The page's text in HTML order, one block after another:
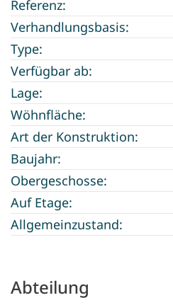
Referenz:
Verhandlungsbasis:
Type:
Verfügbar ab:
Lage:
Wöhnfläche:
Art der Konstruktion:
Baujahr:
Obergeschosse:
Auf Etage:
Allgemeinzustand:
Abteilung